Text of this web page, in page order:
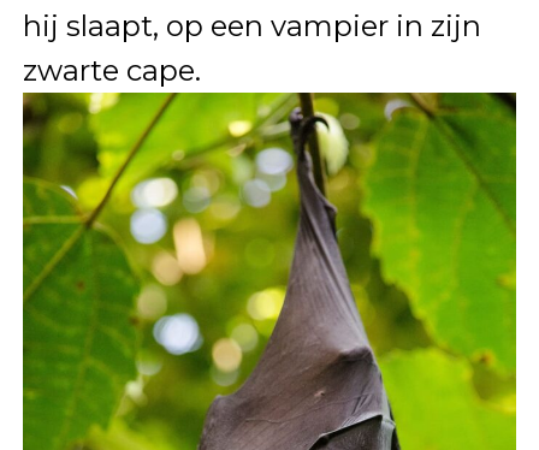
hij slaapt, op een vampier in zijn
zwarte cape.